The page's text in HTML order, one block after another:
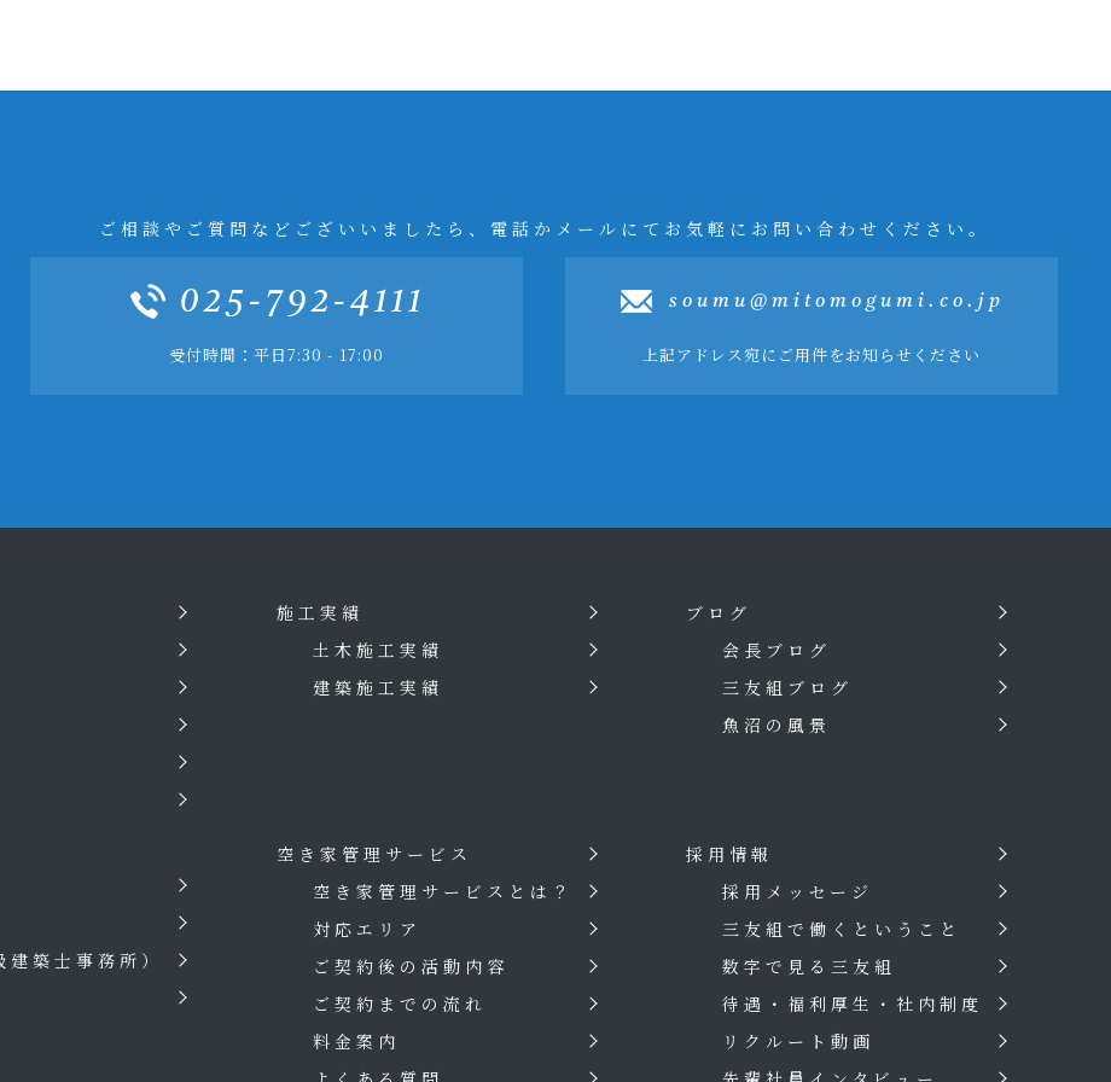
ご相談やご質問などございいましたら、電話かメールにてお気軽にお問い合わせください。
025-792-4111
受付時間：平日7:30 - 17:00
soumu@mitomogumi.co.jp
上記アドレス宛にご用件をお知らせください
建築士事務所）
施工実績
土木施工実績
建築施工実績
空き家管理サービス
空き家管理サービスとは？
対応エリア
ご契約後の活動内容
ご契約までの流れ
料金案内
ブログ
会長ブログ
三友組ブログ
魚沼の風景
採用情報
採用メッセージ
三友組で働くということ
数字で見る三友組
待遇・福利厚生・社内制度
リクルート動画